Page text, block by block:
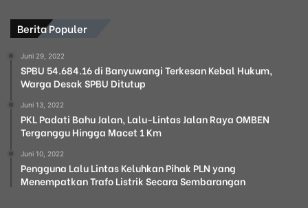
Berita Populer
Juni 29, 2022
SPBU 54.684.16 di Banyuwangi Terkesan Kebal Hukum,
Warga Desak SPBU Ditutup
Juni 13, 2022
PKL Padati Bahu Jalan, Lalu-Lintas Jalan Raya OMBEN
Terganggu Hingga Macet 1 Km
Juni 10, 2022
Pengguna Lalu Lintas Keluhkan Pihak PLN yang
Menempatkan Trafo Listrik Secara Sembarangan